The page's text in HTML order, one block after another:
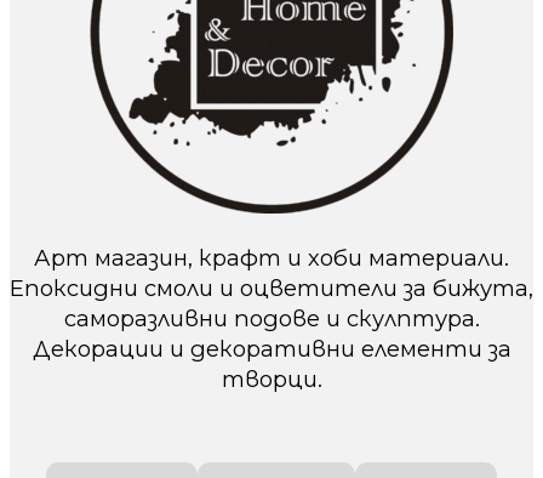
Арт магазин, крафт и хоби материали.
Епоксидни смоли и оцветители за бижута,
саморазливни подове и скулптура.
Декорации и декоративни елементи за
творци.